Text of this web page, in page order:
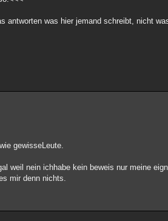
antworten was hier jemand schreibt, nicht
gewisseLeute.
weil nein ichhabe kein beweis nur meine
mir denn nichts.